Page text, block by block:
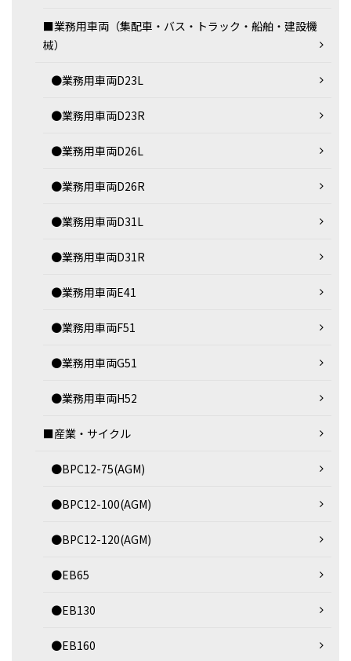
■業務用車両（集配車・バス・トラック・船舶・建設機
械）
●業務用車両D23L
●業務用車両D23R
●業務用車両D26L
●業務用車両D26R
●業務用車両D31L
●業務用車両D31R
●業務用車両E41
●業務用車両F51
●業務用車両G51
●業務用車両H52
■産業・サイクル
●BPC12-75(AGM)
●BPC12-100(AGM)
●BPC12-120(AGM)
●EB65
●EB130
●EB160